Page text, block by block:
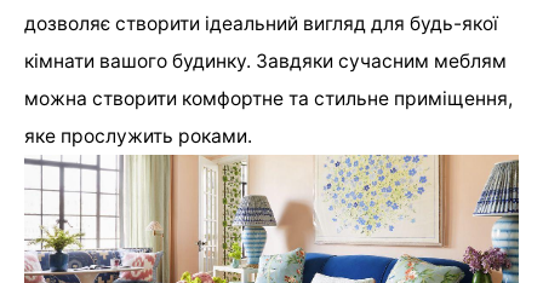
дозволяє створити ідеальний вигляд для будь-якої
кімнати вашого будинку. Завдяки сучасним меблям
можна створити комфортне та стильне приміщення,
яке прослужить роками.